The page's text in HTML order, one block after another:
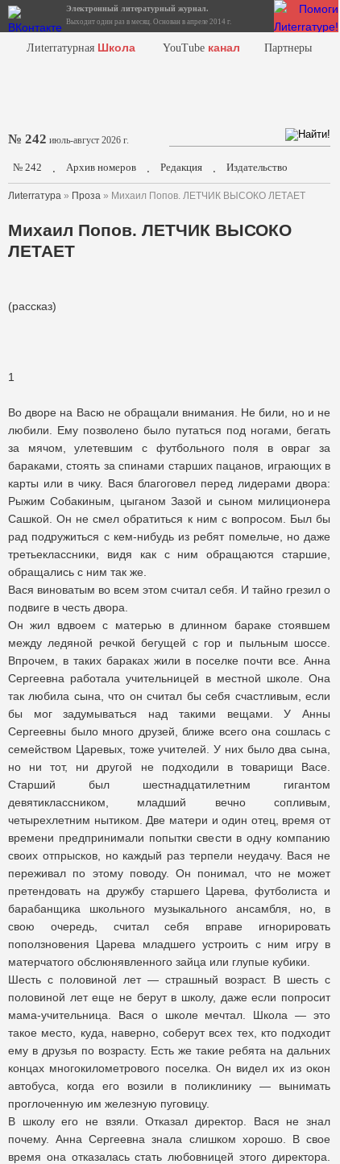
Электронный литературный журнал.
Выходит один раз в месяц. Основан в апреле 2014 г.
Лиterraтурная Школа YouTube канал Партнеры
№ 242 июль-август 2026 г.
№ 242 . Архив номеров . Редакция . Издательство
Лиterraтура » Проза » Михаил Попов. ЛЕТЧИК ВЫСОКО ЛЕТАЕТ
Михаил Попов. ЛЕТЧИК ВЫСОКО
ЛЕТАЕТ
(рассказ)
1
Во дворе на Васю не обращали внимания. Не били, но и не
любили. Ему позволено было путаться под ногами, бегать
за мячом, улетевшим с футбольного поля в овраг за
бараками, стоять за спинами старших пацанов, играющих в
карты или в чику. Вася благоговел перед лидерами двора:
Рыжим Собакиным, цыганом Зазой и сыном милиционера
Сашкой. Он не смел обратиться к ним с вопросом. Был бы
рад подружиться с кем-нибудь из ребят помельче, но даже
третьеклассники, видя как с ним обращаются старшие,
обращались с ним так же.
Вася виноватым во всем этом считал себя. И тайно грезил о
подвиге в честь двора.
Он жил вдвоем с матерью в длинном бараке стоявшем
между ледяной речкой бегущей с гор и пыльным шоссе.
Впрочем, в таких бараках жили в поселке почти все. Анна
Сергеевна работала учительницей в местной школе. Она
так любила сына, что он считал бы себя счастливым, если
бы мог задумываться над такими вещами. У Анны
Сергеевны было много друзей, ближе всего она сошлась с
семейством Царевых, тоже учителей. У них было два сына,
но ни тот, ни другой не подходили в товарищи Васе.
Старший был шестнадцатилетним гигантом
девятиклассником, младший вечно сопливым,
четырехлетним нытиком. Две матери и один отец, время от
времени предпринимали попытки свести в одну компанию
своих отпрысков, но каждый раз терпели неудачу. Вася не
переживал по этому поводу. Он понимал, что не может
претендовать на дружбу старшего Царева, футболиста и
барабанщика школьного музыкального ансамбля, но, в
свою очередь, считал себя вправе игнорировать
поползновения Царева младшего устроить с ним игру в
матерчатого обслюнявленного зайца или глупые кубики.
Шесть с половиной лет — страшный возраст. В шесть с
половиной лет еще не берут в школу, даже если попросит
мама-учительница. Вася о школе мечтал. Школа — это
такое место, куда, наверно, соберут всех тех, кто подходит
ему в друзья по возрасту. Есть же такие ребята на дальних
концах многокилометрового поселка. Он видел их из окон
автобуса, когда его возили в поликлинику — вынимать
проглоченную им железную пуговицу.
В школу его не взяли. Отказал директор. Вася не знал
почему. Анна Сергеевна знала слишком хорошо. В свое
время она отказалась стать любовницей этого директора.